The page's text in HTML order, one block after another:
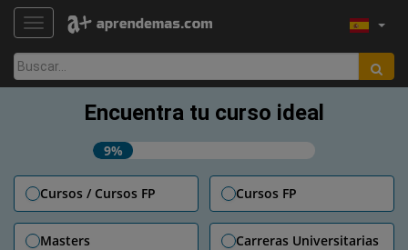
TOGGLE NAVIGATION
Buscar:
Encuentra tu curso ideal
9%
Cursos / Cursos FP Cursos FP
Masters Carreras Universitarias